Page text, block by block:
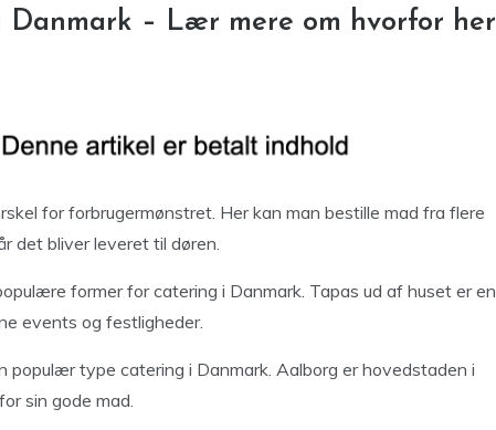
– Lær mere om hvorfor her
for forbrugermønstret. Her kan man bestille mad fra flere
det bliver leveret til døren.
former for catering i Danmark. Tapas ud af huset er en
events og festligheder.
populær type catering i Danmark. Aalborg er hovedstaden i
sin gode mad.